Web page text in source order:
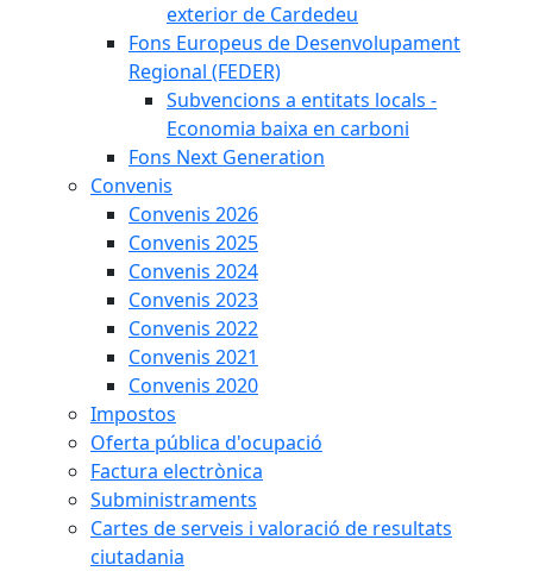
exterior de Cardedeu
Fons Europeus de Desenvolupament
Regional (FEDER)
Subvencions a entitats locals -
Economia baixa en carboni
Fons Next Generation
Convenis
Convenis 2026
Convenis 2025
Convenis 2024
Convenis 2023
Convenis 2022
Convenis 2021
Convenis 2020
Impostos
Oferta pública d'ocupació
Factura electrònica
Subministraments
Cartes de serveis i valoració de resultats
ciutadania